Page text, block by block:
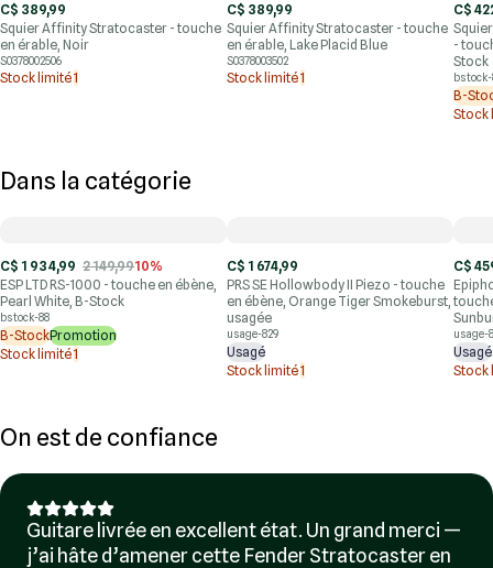
C$ 389,99
Squier Affinity Stratocaster - touche
en érable, Noir
S0378002506
Stock limité1
C$ 389,99
Squier Affinity Stratocaster - touche
en érable, Lake Placid Blue
S0378003502
Stock limité1
C$
-
Stock
bstock-
B-
Stock
Dans la catégorie
C$ 1 934,99 2 149,9910%
ESP LTD RS-1000 - touche en ébène,
Pearl White, B-Stock
bstock-88
B-StockPromotion
Stock limité1
C$ 1 674,99
PRS SE Hollowbody II Piezo - touche
en ébène, Orange Tiger Smokeburst,
usagée
usage-829
Usagé
Stock limité1
C$
usage-
Usagé
Stock
On est de confiance
Guitare livrée en excellent état. Un grand merci —
j’ai hâte d’amener cette Fender Stratocaster en